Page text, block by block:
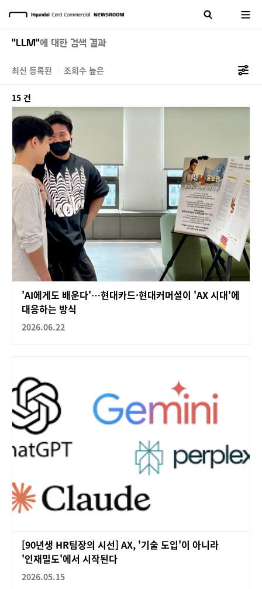
"LLM"에 대한 검색 결과
최신 등록된 조회수 높은
15 건
'AI에게도 배운다'…현대카드·현대커머셜이 'AX 시대'에
대응하는 방식
2026.06.22
[90년생 HR팀장의 시선] AX, '기술 도입'이 아니라
'인재밀도'에서 시작된다
2026.05.15